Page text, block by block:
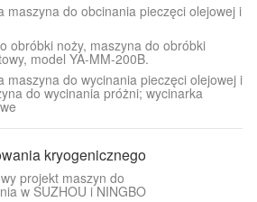
maszyna do obcinania pieczęci olejowej i
obróbki noży, maszyna do obróbki
model YA-MM-200B.
maszyna do wycinania pieczęci olejowej i
do wycinania próżni; wycinarka
kryogenicznego
projekt maszyn do
w SUZHOU i NINGBO